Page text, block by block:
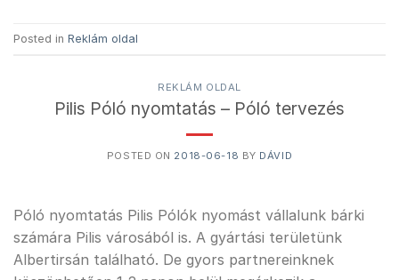
Posted in Reklám oldal
REKLÁM OLDAL
Pilis Póló nyomtatás – Póló tervezés
POSTED ON 2018-06-18 BY DÁVID
Póló nyomtatás Pilis Pólók nyomást vállalunk bárki
számára Pilis városából is. A gyártási területünk
Albertirsán található. De gyors partnereinknek